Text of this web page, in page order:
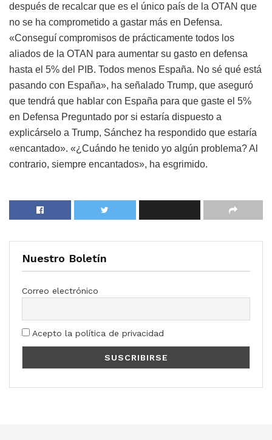
después de recalcar que es el único país de la OTAN que
no se ha comprometido a gastar más en Defensa.
«Conseguí compromisos de prácticamente todos los
aliados de la OTAN para aumentar su gasto en defensa
hasta el 5% del PIB. Todos menos España. No sé qué está
pasando con España», ha señalado Trump, que aseguró
que tendrá que hablar con España para que gaste el 5%
en Defensa Preguntado por si estaría dispuesto a
explicárselo a Trump, Sánchez ha respondido que estaría
«encantado». «¿Cuándo he tenido yo algún problema? Al
contrario, siempre encantados», ha esgrimido.
Nuestro Boletín
Correo electrónico
Acepto la política de privacidad